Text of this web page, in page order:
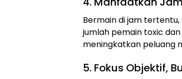
Bermain di jam
jumlah pemain toxic
meningkatkan peluang
5. Fokus Objektif,